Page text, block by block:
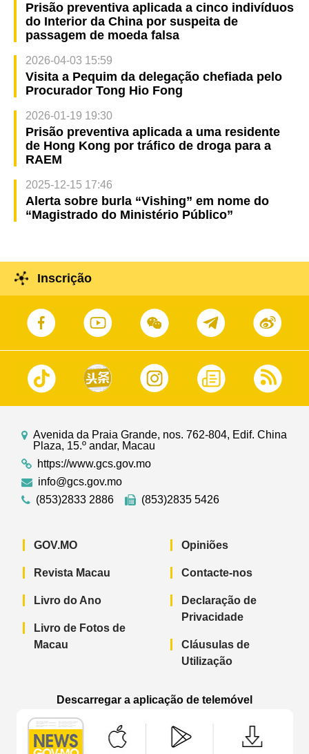
Prisão preventiva aplicada a cinco indivíduos
do Interior da China por suspeita de
passagem de moeda falsa
2026-04-03 15:59
Visita a Pequim da delegação chefiada pelo
Procurador Tong Hio Fong
2026-01-19 19:30
Prisão preventiva aplicada a uma residente
de Hong Kong por tráfico de droga para a
RAEM
2025-12-15 17:46
Alerta sobre burla “Vishing” em nome do
“Magistrado do Ministério Público”
Inscrição
Avenida da Praia Grande, nos. 762-804, Edif. China
Plaza, 15.º andar, Macau
https://www.gcs.gov.mo
info@gcs.gov.mo
(853)2833 2886
(853)2835 5426
GOV.MO
Revista Macau
Livro do Ano
Livro de Fotos de
Macau
Opiniões
Contacte-nos
Declaração de
Privacidade
Cláusulas de
Utilização
Descarregar a aplicação de telemóvel